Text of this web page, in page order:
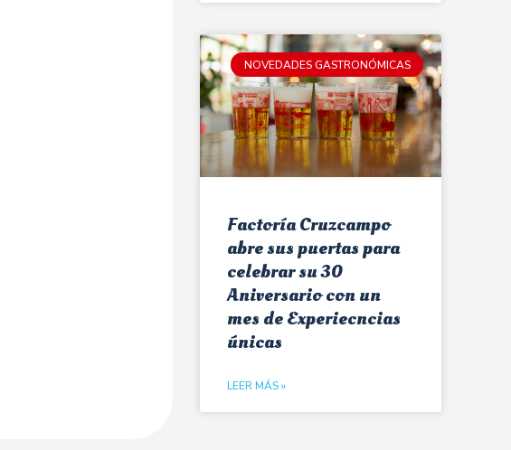
NOVEDADES GASTRONÓMICAS
Factoría Cruzcampo
abre sus puertas para
celebrar su 30
Aniversario con un
mes de Experiecncias
únicas
LEER MÁS »